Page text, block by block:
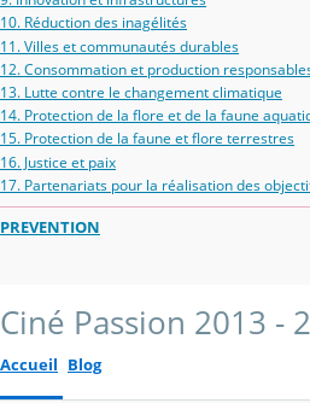
10. Réduction des inagélités
11. Villes et communautés durables
12. Consommation et production
13. Lutte contre le changement climatique
14. Protection de la flore et de la faune
15. Protection de la faune et flore terrestres
16. Justice et paix
17. Partenariats pour la réalisation des
PREVENTION
Ciné Passion 2013 -
Accueil Blog